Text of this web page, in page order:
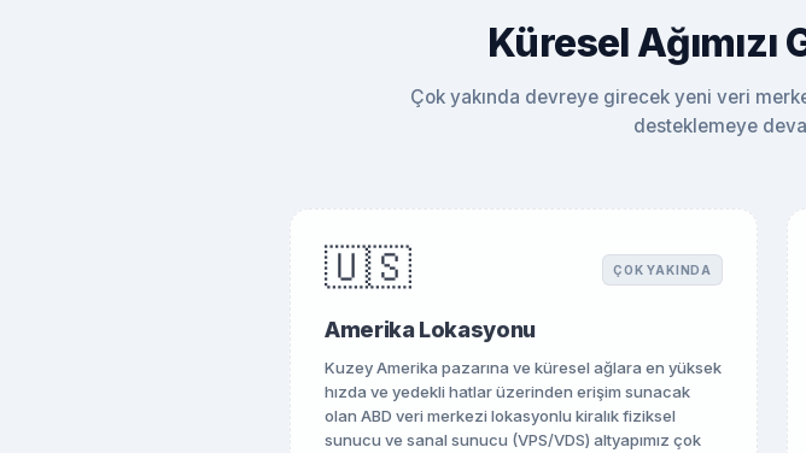
Küresel
Çok yakında devreye girecek yeni veri
desteklemeye
🇺🇸 ÇOK YAKINDA
Amerika Lokasyonu
Kuzey Amerika pazarına ve küresel ağlara en yüksek
hızda ve yedekli hatlar üzerinden erişim sunacak
olan ABD veri merkezi lokasyonlu kiralık fiziksel
sunucu ve sanal sunucu (VPS/VDS) altyapımız çok